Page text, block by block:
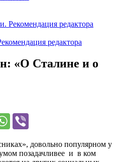
Рекомендация редактора
редактора
«О Сталине и о
довольно популярном у
позадачливее и в ком